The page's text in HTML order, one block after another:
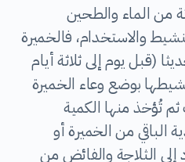
فالخميرة
ثلاثة أيام
الخميرة
الكمية
أو
والفائض من